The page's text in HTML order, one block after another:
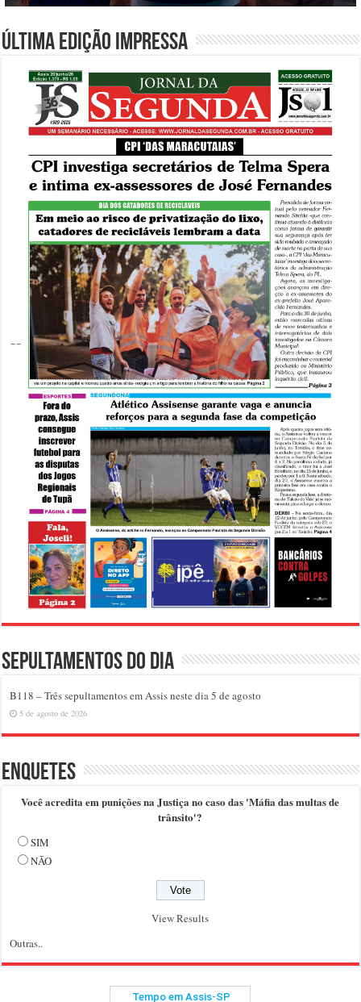
Última edição impressa
Sepultamentos do dia
B118 – Três sepultamentos em Assis neste dia 5 de agosto
5 de agosto de 2026
Enquetes
Você acredita em punições na Justiça no caso das 'Máfia das multas de
trânsito'?
SIM
NÃO
View Results
Outras..